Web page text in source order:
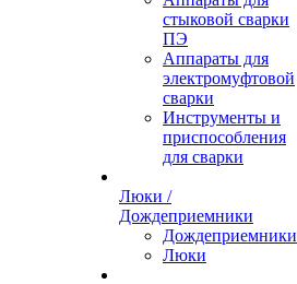
стыковой сварки
ПЭ
Аппараты для
электромуфтовой
сварки
Инструменты и
приспособления
для сварки
Люки /
Дождеприемники
Дождеприемники
Люки